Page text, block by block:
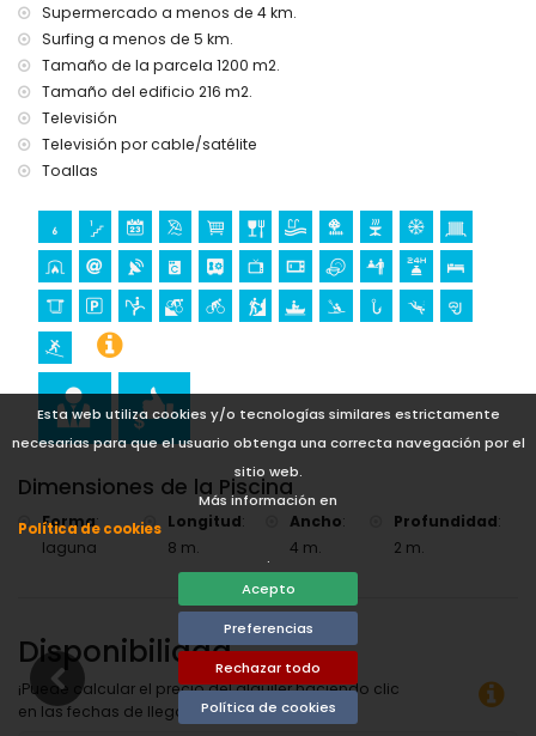
Esta web utiliza cookies y/o tecnologías similares estrictamente
necesarias para que el usuario obtenga una correcta navegación por el
sitio web.
Más información en
Política de cookies
.
Acepto
Preferencias
Rechazar todo
Política de cookies
iglesia (Dénia), castillo (Portal de la Vila, Dénia), monumento
(Castillo de Dénia), edificio arquitectónico (Castillo de
Dénia) y lugar histórico (Castillo de Dénia) (a menos de 5
kilómetros del alojamiento)
ruina (Molinos de Viento y Xàbia) (a menos de 10 kilómetros
del alojamiento)
museo (Histórico de Xàbia) (a menos de 25 kilómetros del
alojamiento)
Deportes
equitación, ciclismo de montaña, ciclismo, escalada,
piragüismo, kayak, pesca, buceo, snorkel y surf (a menos
de 5 kilómetros de la villa)
tenis y golf (La Sella) (a menos de 10 kilómetros de la villa)
Supermercado a menos de 4 km.
Surfing a menos de 5 km.
Tamaño de la parcela 1200 m2.
Tamaño del edificio 216 m2.
Televisión
Televisión por cable/satélite
Toallas
Dimensiones de la Piscina
Forma:
laguna
Longitud:
8 m.
Ancho:
4 m.
Profundidad:
2 m.
Disponibilidad
¡Puede calcular el precio del alquiler haciendo clic
en las fechas de llegada y salida deseadas!